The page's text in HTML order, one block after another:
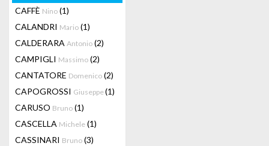
CAFFÈ Nino (1)
CALANDRI Mario (1)
CALDERARA Antonio (2)
CAMPIGLI Massimo (2)
CANTATORE Domenico (2)
CAPOGROSSI Giuseppe(1)
CARUSO Bruno (1)
CASCELLA Michele (1)
CASSINARI Bruno (3)